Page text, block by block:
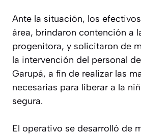
Ante la situación, los
área, brindaron contención a
progenitora, y solicitaron de
la intervención del personal
Garupá, a fin de realizar las
necesarias para liberar a la
segura.
El operativo se desarrolló de